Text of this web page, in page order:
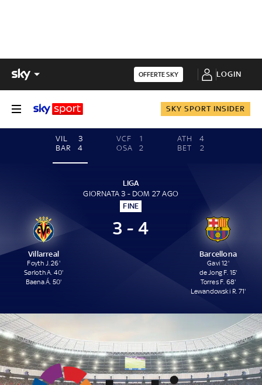
OFFERTE SKY LOGIN
SKY SPORT INSIDER
VIL
3
BAR
4
VCF
1
OSA
2
ATH
4
BET
2
LIGA
GIORNATA 3 - DOM 27 AGO
FINE
Villarreal
Foyth J. 26'
Sørloth A. 40'
Baena Á. 50'
3 - 4
Barcellona
Gavi 12'
de Jong F. 15'
Torres F. 68'
Lewandowski R. 71'